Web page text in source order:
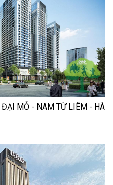
ĐẠI MỖ - NAM TỪ LIÊM - HÀ